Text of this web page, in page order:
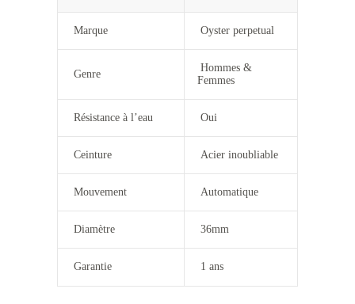
Marque Oyster perpetual
Genre
Hommes &
Femmes
Résistance à l’eau Oui
Ceinture Acier inoubliable
Mouvement Automatique
Diamètre 36mm
Garantie 1 ans